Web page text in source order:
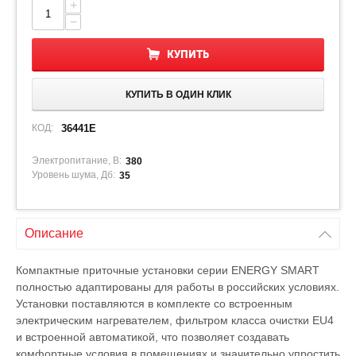
+
−
КУПИТЬ
КУПИТЬ В ОДИН КЛИК
КОД: 36441E
Электропитание, В: 380
Уровень шума, Дб: 35
Описание
Компактные приточные установки серии ENERGY SMART
полностью адаптированы для работы в российских условиях.
Установки поставляются в комплекте со встроенным
электрическим нагревателем, фильтром класса очистки EU4
и встроенной автоматикой, что позволяет создавать